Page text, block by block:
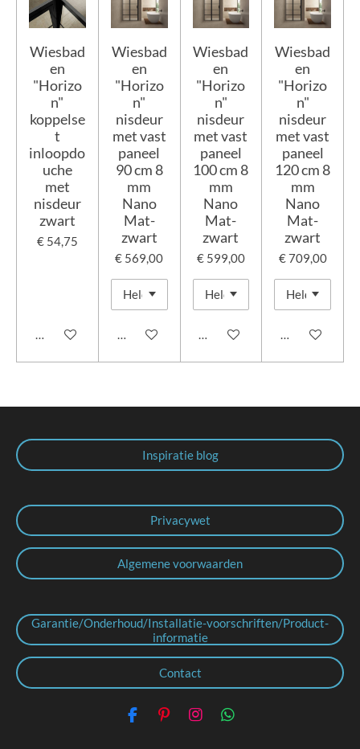
Wiesbad
en
"Horizo
n"
koppelse
t
inloopdo
uche
met
nisdeur
zwart
€ 54,75
In winkelwagen
Wiesbad
en
"Horizo
n"
nisdeur
met vast
paneel
90 cm 8
mm
Nano
Mat-
zwart
€ 569,00
In winkelwagen
Wiesbad
en
"Horizo
n"
nisdeur
met vast
paneel
100 cm 8
mm
Nano
Mat-
zwart
€ 599,00
In winkelwagen
Wiesbad
en
"Horizo
n"
nisdeur
met vast
paneel
120 cm 8
mm
Nano
Mat-
zwart
€ 709,00
In
Inspiratie blog
Privacywet
Algemene voorwaarden
Garantie/Onderhoud/Installatie-voorschriften/Product-
informatie
Contact
F
P
I
W